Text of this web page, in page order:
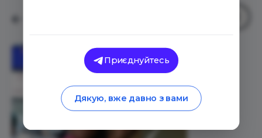
Приєднуйтесь
Дякую, вже давно з вами